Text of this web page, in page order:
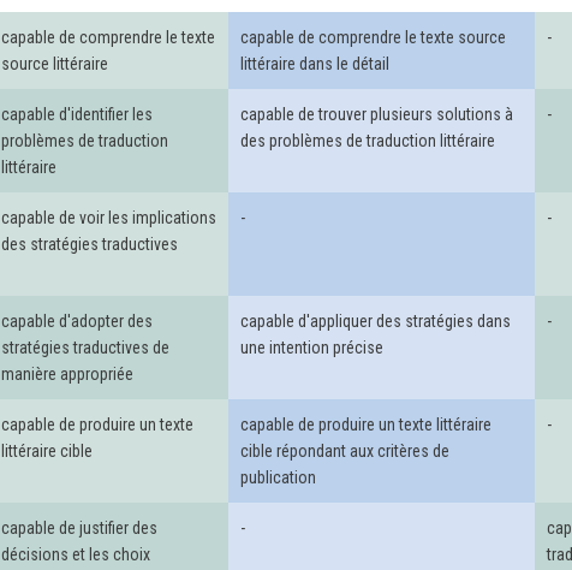
capable de comprendre le texte
source littéraire
capable de comprendre le texte source
littéraire dans le détail
-
capable d'identifier les
problèmes de traduction
littéraire
capable de trouver plusieurs solutions à
des problèmes de traduction littéraire
-
capable de voir les implications
des stratégies traductives
- -
capable d'adopter des
stratégies traductives de
manière appropriée
capable d'appliquer des stratégies dans
une intention précise
-
capable de produire un texte
littéraire cible
capable de produire un texte littéraire
cible répondant aux critères de
publication
-
capable de justifier des
décisions et les choix
-